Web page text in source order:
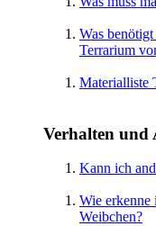
Was
Terrarium
Materialliste
Verhalten und
Kann ich
Wie erkenne
Weibchen?